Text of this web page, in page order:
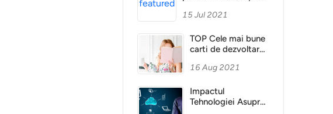
15 Jul 2021
TOP Cele mai bune
carti de dezvoltare
16 Aug 2021
Impactul
Tehnologiei Asupra